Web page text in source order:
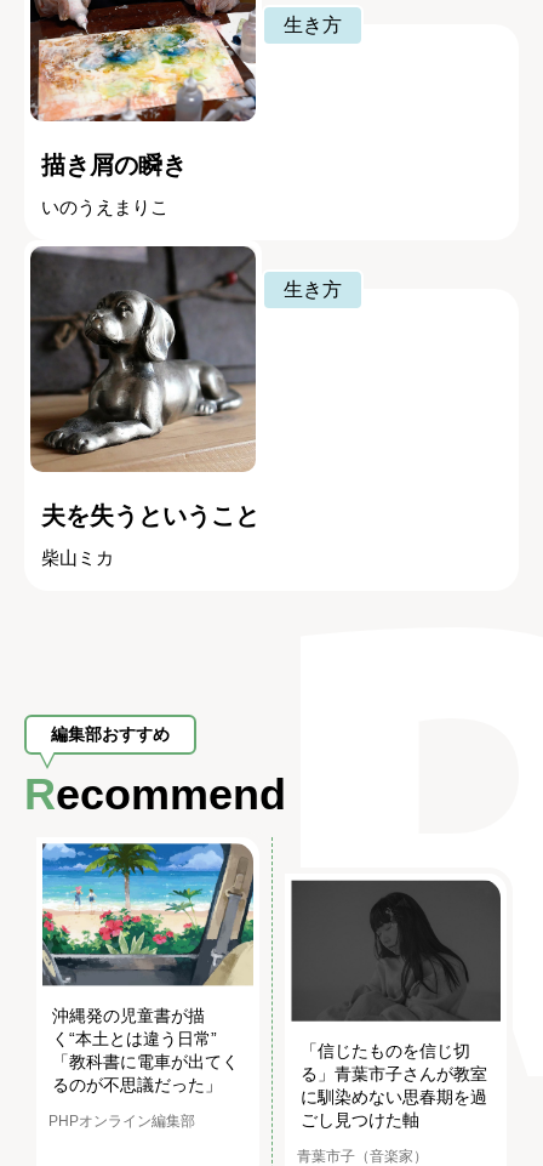
生き方
描き屑の瞬き
いのうえまりこ
生き方
夫を失うということ
柴山ミカ
編集部おすすめ
Recommend
沖縄発の児童書が描
く“本土とは違う日常”
「教科書に電車が出てく
るのが不思議だった」
PHPオンライン編集部
「信じたものを信じ切
る」青葉市子さんが教室
に馴染めない思春期を過
ごし見つけた軸
青葉市子（音楽家）